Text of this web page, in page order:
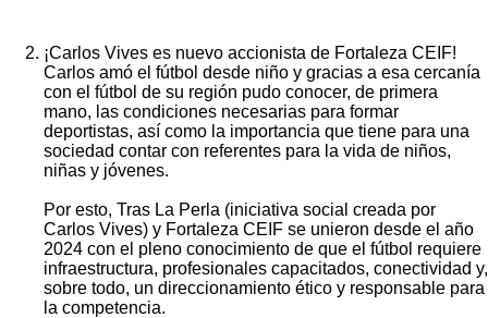
¡Carlos Vives es nuevo accionista de Fortaleza CEIF!
Carlos amó el fútbol desde niño y gracias a esa cercanía
con el fútbol de su región pudo conocer, de primera
mano, las condiciones necesarias para formar
deportistas, así como la importancia que tiene para una
sociedad contar con referentes para la vida de niños,
niñas y jóvenes.
Por esto, Tras La Perla (iniciativa social creada por
Carlos Vives) y Fortaleza CEIF se unieron desde el año
2024 con el pleno conocimiento de que el fútbol requiere
infraestructura, profesionales capacitados, conectividad y,
sobre todo, un direccionamiento ético y responsable para
la competencia.